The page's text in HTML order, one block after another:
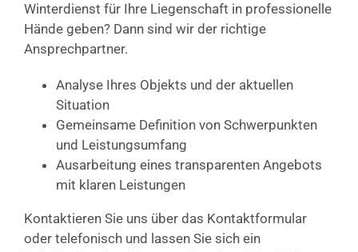
Winterdienst für Ihre Liegenschaft in professionelle
Hände geben? Dann sind wir der richtige
Ansprechpartner.
Analyse Ihres Objekts und der aktuellen
Situation
Gemeinsame Definition von Schwerpunkten
und Leistungsumfang
Ausarbeitung eines transparenten Angebots
mit klaren Leistungen
Kontaktieren Sie uns über das Kontaktformular
oder telefonisch und lassen Sie sich ein